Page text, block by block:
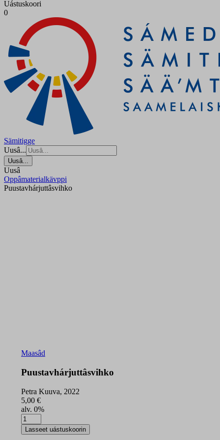
Uástuskoori
0
Sämitigge
Uusâ...
Uusâ...
Uusâ
Oppâmaterialkävppi
Puustavhárjuttâs­vihko
Maasâd
Puustavhárjuttâs­vihko
Petra Kuuva, 2022
5,00 €
alv. 0%
Puustavhárjuttâs­
vihko
quantity
Lasseet uástuskoorin